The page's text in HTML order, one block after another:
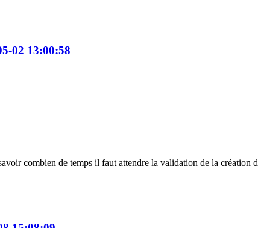
02 13:00:58
combien de temps il faut attendre la validation de la création